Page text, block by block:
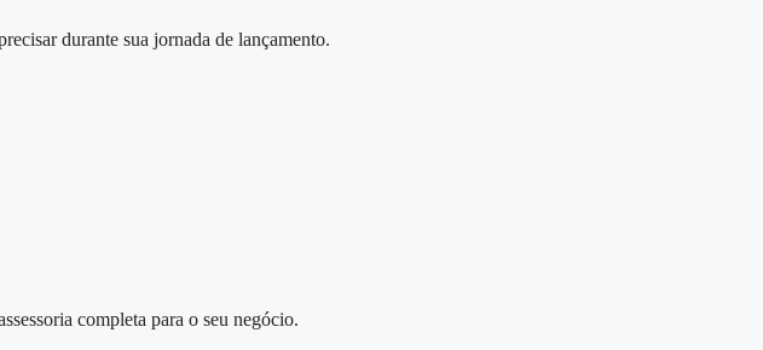
durante sua jornada de lançamento.
completa para o seu negócio.